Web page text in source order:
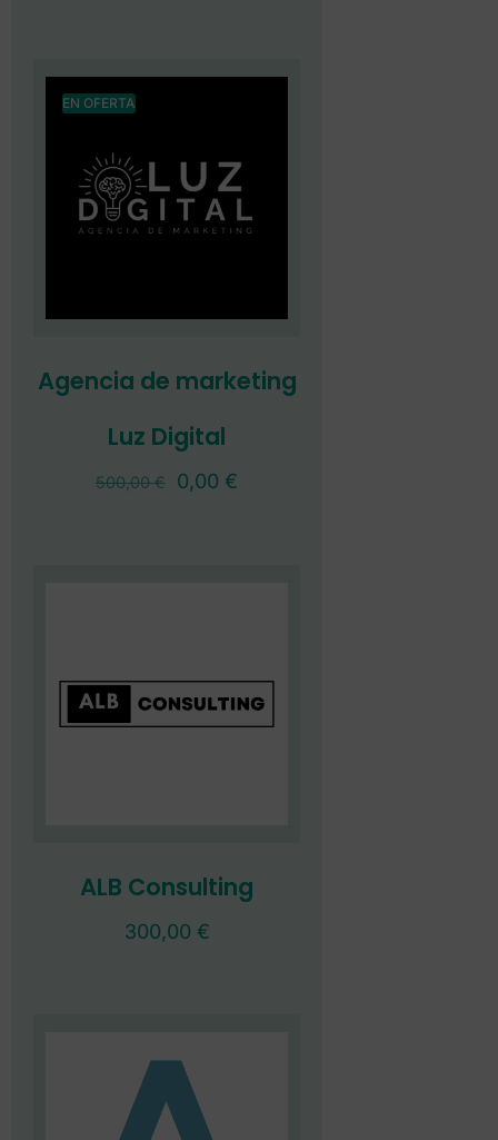
EN OFERTA
Agencia de marketing
Luz Digital
500,00€ 0,00 €
ALB Consulting
300,00 €